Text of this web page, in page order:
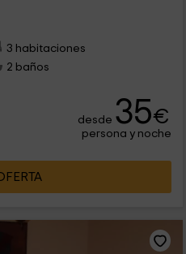
3 habitaciones
2 baños
desde 35€
persona y noche